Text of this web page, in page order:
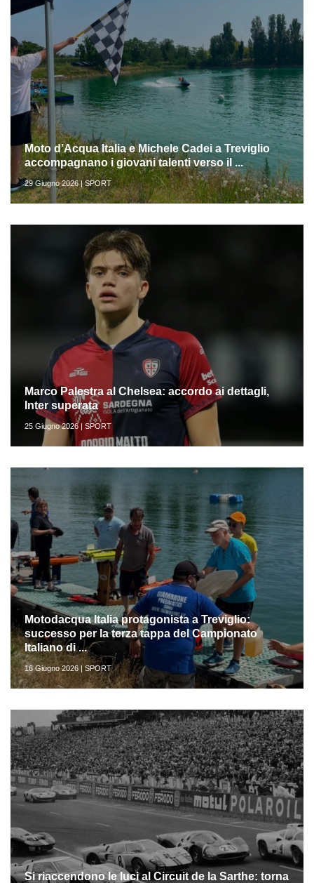
Moto d’Acqua Italia e Michele Cadei a Treviglio
accompagnano i giovani talenti verso il ...
29 Giugno 2026 | SPORT
Marco Palestra al Chelsea: accordo ai dettagli,
Inter superata
25 Giugno 2026 | SPORT
Motodacqua Italia protagonista a Treviglio:
successo per la terza tappa del Campionato
Italiano di ...
16 Giugno 2026 | SPORT
Si riaccendono le luci al Circuit de la Sarthe: torna